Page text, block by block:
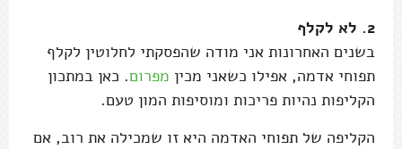
2. לא לקלף
בשנים האחרונות אני מודה שהפסקתי לחלוטין לקלף
תפוחי אדמה, אפילו כשאני מכין מפרום. כאן במתכון
הקליפות נהיות פריכות ומוסיפות המון טעם.
הקליפה של תפוחי האדמה היא זו שמכילה את רוב, אם